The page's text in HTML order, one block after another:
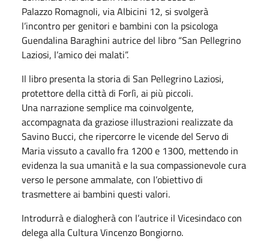
Palazzo Romagnoli, via Albicini 12, si svolgerà
l’incontro per genitori e bambini con la psicologa
Guendalina Baraghini autrice del libro “San Pellegrino
Laziosi, l’amico dei malati”.
Il libro presenta la storia di San Pellegrino Laziosi,
protettore della città di Forlì, ai più piccoli.
Una narrazione semplice ma coinvolgente,
accompagnata da graziose illustrazioni realizzate da
Savino Bucci, che ripercorre le vicende del Servo di
Maria vissuto a cavallo fra 1200 e 1300, mettendo in
evidenza la sua umanità e la sua compassionevole cura
verso le persone ammalate, con l’obiettivo di
trasmettere ai bambini questi valori.
Introdurrà e dialogherà con l’autrice il Vicesindaco con
delega alla Cultura Vincenzo Bongiorno.